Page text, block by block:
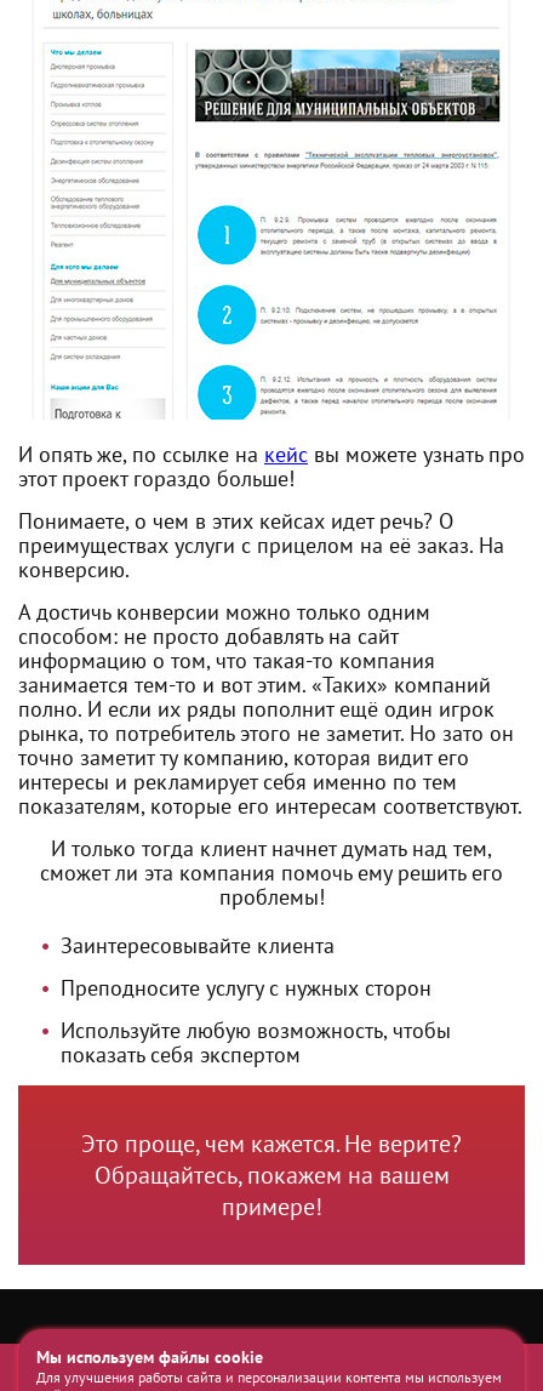
И опять же, по ссылке на кейс вы можете узнать про
этот проект гораздо больше!
Понимаете, о чем в этих кейсах идет речь? О
преимуществах услуги с прицелом на её заказ. На
конверсию.
А достичь конверсии можно только одним
способом: не просто добавлять на сайт
информацию о том, что такая-то компания
занимается тем-то и вот этим. «Таких» компаний
полно. И если их ряды пополнит ещё один игрок
рынка, то потребитель этого не заметит. Но зато он
точно заметит ту компанию, которая видит его
интересы и рекламирует себя именно по тем
показателям, которые его интересам соответствуют.
И только тогда клиент начнет думать над тем,
сможет ли эта компания помочь ему решить его
проблемы!
Заинтересовывайте клиента
Преподносите услугу с нужных сторон
Используйте любую возможность, чтобы
показать себя экспертом
Это проще, чем кажется. Не верите?
Обращайтесь, покажем на вашем
примере!
Контактный телефон: Мы в YouTube:
Мы используем файлы cookie
Для улучшения работы сайта и персонализации контента мы используем